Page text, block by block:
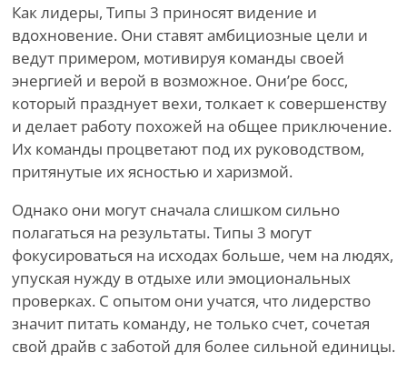
Как лидеры, Типы 3 приносят видение и
вдохновение. Они ставят амбициозные цели и
ведут примером, мотивируя команды своей
энергией и верой в возможное. Они’ре босс,
который празднует вехи, толкает к совершенству
и делает работу похожей на общее приключение.
Их команды процветают под их руководством,
притянутые их ясностью и харизмой.
Однако они могут сначала слишком сильно
полагаться на результаты. Типы 3 могут
фокусироваться на исходах больше, чем на людях,
упуская нужду в отдыхе или эмоциональных
проверках. С опытом они учатся, что лидерство
значит питать команду, не только счет, сочетая
свой драйв с заботой для более сильной единицы.